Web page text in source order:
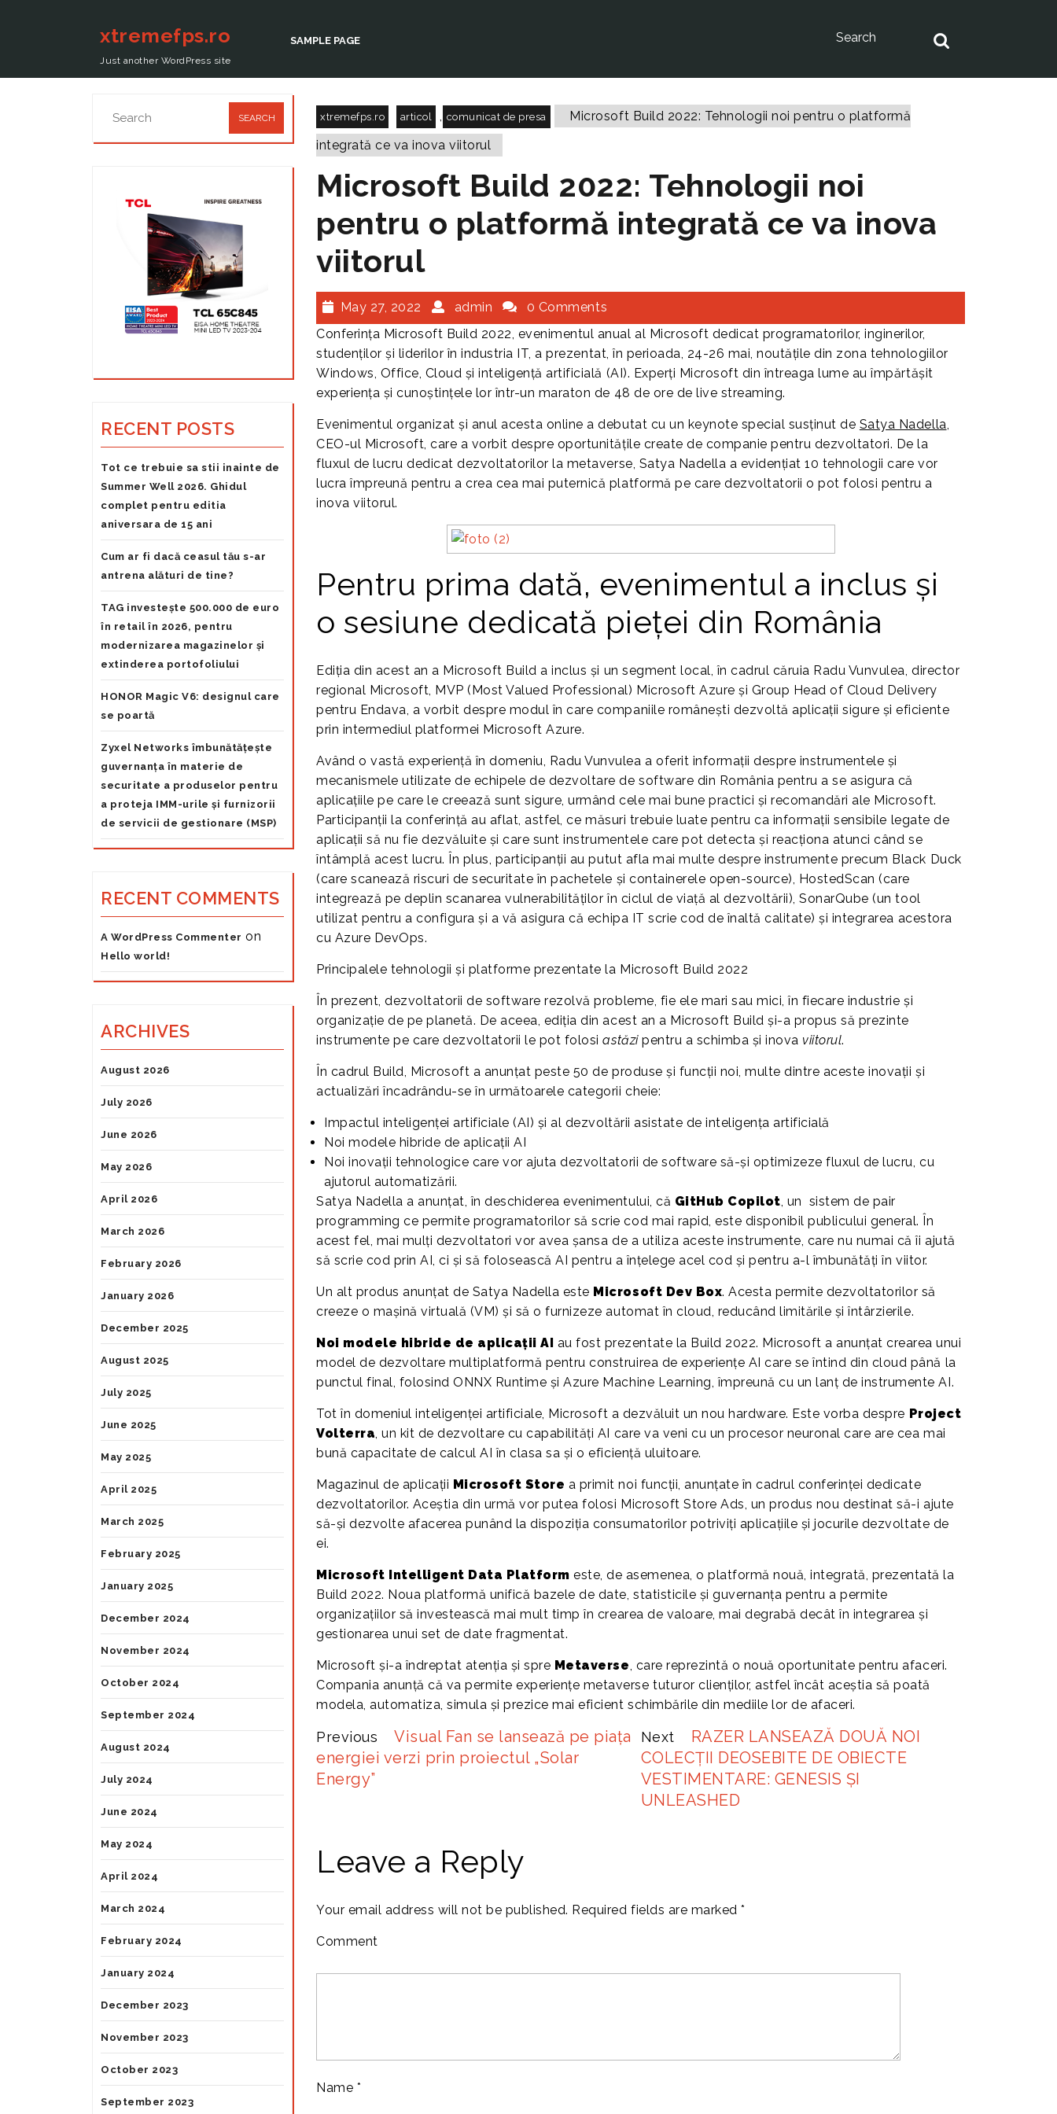
xtremefps.ro
Just another WordPress site
SAMPLE PAGE
RECENT POSTS
Tot ce trebuie sa stii inainte de
Summer Well 2026. Ghidul
complet pentru editia
aniversara de 15 ani
Cum ar fi dacă ceasul tău s-ar
antrena alături de tine?
TAG investește 500.000 de euro
în retail în 2026, pentru
modernizarea magazinelor și
extinderea portofoliului
HONOR Magic V6: designul care
se poartă
Zyxel Networks îmbunătățește
guvernanța în materie de
securitate a produselor pentru
a proteja IMM-urile și furnizorii
de servicii de gestionare (MSP)
RECENT COMMENTS
A WordPress Commenter on
Hello world!
ARCHIVES
August 2026
July 2026
June 2026
May 2026
April 2026
March 2026
February 2026
January 2026
December 2025
August 2025
July 2025
June 2025
May 2025
April 2025
March 2025
February 2025
January 2025
December 2024
November 2024
October 2024
September 2024
August 2024
July 2024
June 2024
May 2024
April 2024
March 2024
February 2024
January 2024
December 2023
November 2023
October 2023
September 2023
xtremefps.ro articol , comunicat de presa
Microsoft Build 2022: Tehnologii noi pentru o platformă
integrată ce va inova viitorul
Microsoft Build 2022: Tehnologii noi
pentru o platformă integrată ce va inova
viitorul
May 27, 2022 admin
0 Comments
Conferința Microsoft Build 2022, evenimentul anual al Microsoft dedicat programatorilor, inginerilor,
studenților și liderilor în industria IT, a prezentat, în perioada, 24-26 mai, noutățile din zona tehnologiilor
Windows, Office, Cloud și inteligență artificială (AI). Experți Microsoft din întreaga lume au împărtășit
experiența și cunoștințele lor într-un maraton de 48 de ore de live streaming.
Evenimentul organizat și anul acesta online a debutat cu un keynote special susținut de Satya Nadella
CEO-ul Microsoft, care a vorbit despre oportunitățile create de companie pentru dezvoltatori. De la
fluxul de lucru dedicat dezvoltatorilor la metaverse, Satya Nadella a evidențiat 10 tehnologii care vor
lucra împreună pentru a crea cea mai puternică platformă pe care dezvoltatorii o pot folosi pentru a
inova viitorul.
Pentru prima dată, evenimentul a inclus și
o sesiune dedicată pieței din România
Ediția din acest an a Microsoft Build a inclus și un segment local, în cadrul căruia Radu Vunvulea, director
regional Microsoft, MVP (Most Valued Professional) Microsoft Azure și Group Head of Cloud Delivery
pentru Endava, a vorbit despre modul în care companiile românești dezvoltă aplicații sigure și eficiente
prin intermediul platformei Microsoft Azure.
Având o vastă experiență în domeniu, Radu Vunvulea a oferit informații despre instrumentele și
mecanismele utilizate de echipele de dezvoltare de software din România pentru a se asigura că
aplicațiile pe care le creează sunt sigure, urmând cele mai bune practici și recomandări ale Microsoft.
Participanții la conferință au aflat, astfel, ce măsuri trebuie luate pentru ca informații sensibile legate de
aplicații să nu fie dezvăluite și care sunt instrumentele care pot detecta și reacționa atunci când se
întâmplă acest lucru. În plus, participanții au putut afla mai multe despre instrumente precum Black Duck
(care scanează riscuri de securitate în pachetele și containerele open-source), HostedScan (care
integrează pe deplin scanarea vulnerabilităților în ciclul de viață al dezvoltării), SonarQube (un tool
utilizat pentru a configura și a vă asigura că echipa IT scrie cod de înaltă calitate) și integrarea acestora
cu Azure DevOps.
Principalele tehnologii și platforme prezentate la Microsoft Build 2022
În prezent, dezvoltatorii de software rezolvă probleme, fie ele mari sau mici, în fiecare industrie și
organizație de pe planetă. De aceea, ediția din acest an a Microsoft Build și-a propus să prezinte
instrumente pe care dezvoltatorii le pot folosiastăzipentru a schimba și inova viitorul.
În cadrul Build, Microsoft a anunțat peste 50 de produse și funcții noi, multe dintre aceste inovații și
actualizări încadrându-se în următoarele categorii cheie:
Impactul inteligenței artificiale (AI) și al dezvoltării asistate de inteligența artificială
Noi modele hibride de aplicații AI
Noi inovații tehnologice care vor ajuta dezvoltatorii de software să-și optimizeze fluxul de lucru, cu
ajutorul automatizării.
Satya Nadella a anunțat, în deschiderea evenimentului, că GitHub Copilot , un sistem de pair
programming ce permite programatorilor să scrie cod mai rapid, este disponibil publicului general. În
acest fel, mai mulți dezvoltatori vor avea șansa de a utiliza aceste instrumente, care nu numai că îi ajută
să scrie cod prin AI, ci și să folosească AI pentru a înțelege acel cod și pentru a-l îmbunătăți în viitor.
Un alt produs anunțat de Satya Nadella este Microsoft Dev Box. Acesta permite dezvoltatorilor să
creeze o mașină virtuală (VM) și să o furnizeze automat în cloud, reducând limitările și întârzierile.
Noi modele hibride de aplicații AI au fost prezentate la Build 2022. Microsoft a anunțat crearea unui
model de dezvoltare multiplatformă pentru construirea de experiențe AI care se întind din cloud până la
punctul final, folosind ONNX Runtime și Azure Machine Learning, împreună cu un lanț de instrumente AI.
Tot în domeniul inteligenței artificiale, Microsoft a dezvăluit un nou hardware. Este vorba despre Project
Volterra , un kit de dezvoltare cu capabilități AI care va veni cu un procesor neuronal care are cea mai
bună capacitate de calcul AI în clasa sa și o eficiență uluitoare.
Magazinul de aplicații Microsoft Store a primit noi funcții, anunțate în cadrul conferinței dedicate
dezvoltatorilor. Aceștia din urmă vor putea folosi Microsoft Store Ads, un produs nou destinat să-i ajute
să-și dezvolte afacerea punând la dispoziția consumatorilor potriviți aplicațiile și jocurile dezvoltate de
ei.
Microsoft Intelligent Data Platform este, de asemenea, o platformă nouă, integrată, prezentată la
Build 2022. Noua platformă unifică bazele de date, statisticile și guvernanța pentru a permite
organizațiilor să investească mai mult timp în crearea de valoare, mai degrabă decât în integrarea și
gestionarea unui set de date fragmentat.
Microsoft și-a îndreptat atenția și spre Metaverse , care reprezintă o nouă oportunitate pentru afaceri.
Compania anunță că va permite experiențe metaverse tuturor clienților, astfel încât aceștia să poată
modela, automatiza, simula și prezice mai eficient schimbările din mediile lor de afaceri.
Previous
Visual Fan se lansează pe piața
energiei verzi prin proiectul „Solar
Energy”
Next
RAZER LANSEAZĂ DOUĂ NOI
COLECȚII DEOSEBITE DE OBIECTE
VESTIMENTARE: GENESIS ȘI
UNLEASHED
Leave a Reply
Your email address will not be published. Required fields are marked*
Comment
Name *